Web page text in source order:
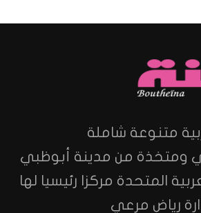
متنوعة شاملة
ومتخذة من مدينة أبوظبي
المتحدة مركزا رئيسيا لها
رياض مرعي